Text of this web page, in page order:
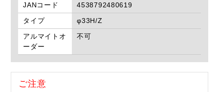
JANコード
4538792480619
タイプ
φ33H/Z
アルマイトオ
ーダー
不可
ご注意